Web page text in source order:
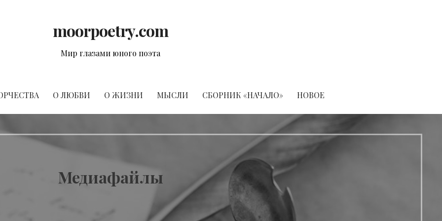
moorpoetry.com
Мир глазами юного поэта
О ЛЮБВИ О ЖИЗНИ МЫСЛИ СБОРНИК «НАЧАЛО» НОВОЕ
Медиафайлы